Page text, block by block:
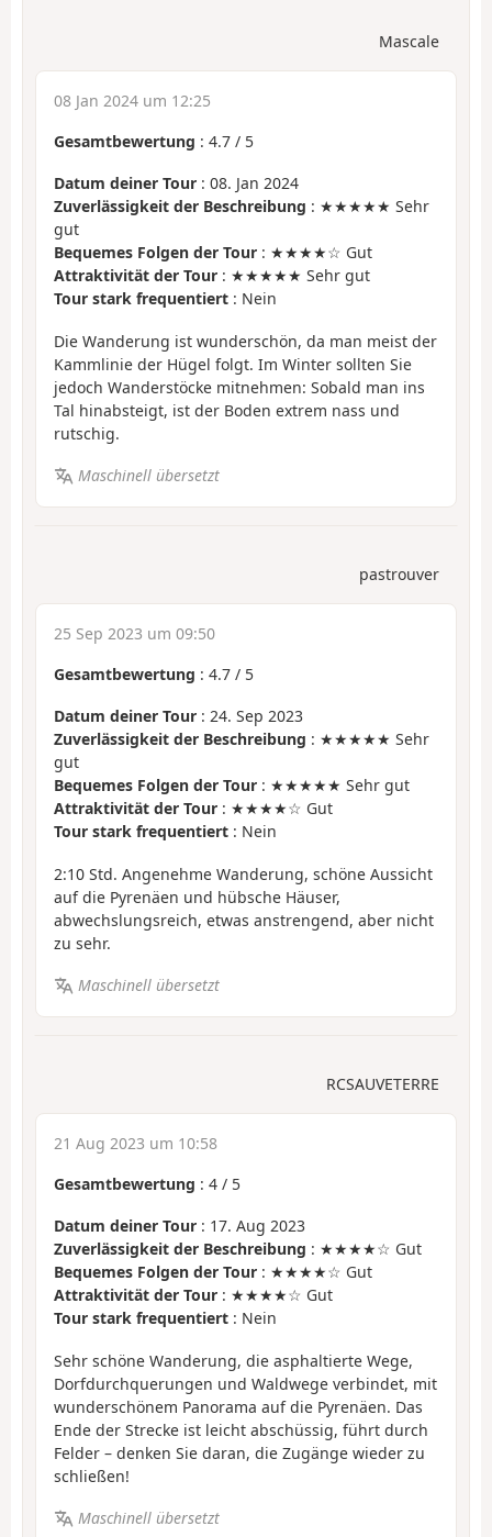
Mascale
08 Jan 2024 um 12:25
Gesamtbewertung : 4.7 / 5
Datum deiner Tour : 08. Jan 2024
Zuverlässigkeit der Beschreibung : ★★★★★ Sehr
gut
Bequemes Folgen der Tour : ★★★★☆ Gut
Attraktivität der Tour : ★★★★★ Sehr gut
Tour stark frequentiert : Nein
Die Wanderung ist wunderschön, da man meist der
Kammlinie der Hügel folgt. Im Winter sollten Sie
jedoch Wanderstöcke mitnehmen: Sobald man ins
Tal hinabsteigt, ist der Boden extrem nass und
rutschig.
Maschinell übersetzt
pastrouver
25 Sep 2023 um 09:50
Gesamtbewertung : 4.7 / 5
Datum deiner Tour : 24. Sep 2023
Zuverlässigkeit der Beschreibung : ★★★★★ Sehr
gut
Bequemes Folgen der Tour : ★★★★★ Sehr gut
Attraktivität der Tour : ★★★★☆ Gut
Tour stark frequentiert : Nein
2:10 Std. Angenehme Wanderung, schöne Aussicht
auf die Pyrenäen und hübsche Häuser,
abwechslungsreich, etwas anstrengend, aber nicht
zu sehr.
Maschinell übersetzt
RCSAUVETERRE
21 Aug 2023 um 10:58
Gesamtbewertung : 4 / 5
Datum deiner Tour : 17. Aug 2023
Zuverlässigkeit der Beschreibung : ★★★★☆ Gut
Bequemes Folgen der Tour : ★★★★☆ Gut
Attraktivität der Tour : ★★★★☆ Gut
Tour stark frequentiert : Nein
Sehr schöne Wanderung, die asphaltierte Wege,
Dorfdurchquerungen und Waldwege verbindet, mit
wunderschönem Panorama auf die Pyrenäen. Das
Ende der Strecke ist leicht abschüssig, führt durch
Felder – denken Sie daran, die Zugänge wieder zu
schließen!
Maschinell übersetzt